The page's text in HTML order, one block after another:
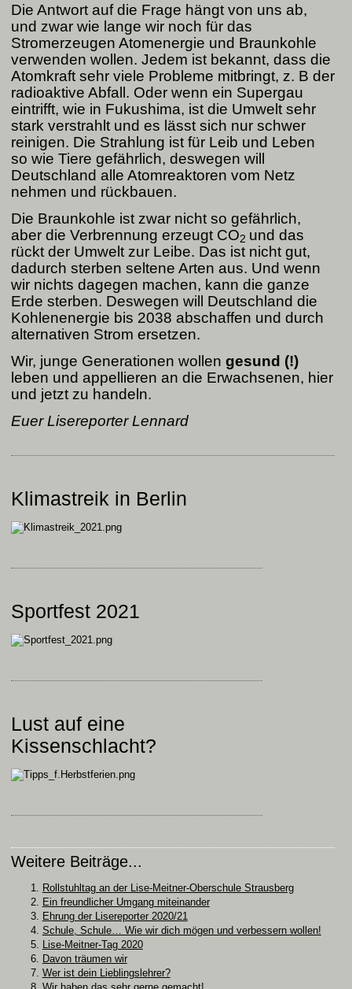
Die Antwort auf die Frage hängt von uns ab,
und zwar wie lange wir noch für das
Stromerzeugen Atomenergie und Braunkohle
verwenden wollen. Jedem ist bekannt, dass die
Atomkraft sehr viele Probleme mitbringt, z. B der
radioaktive Abfall. Oder wenn ein Supergau
eintrifft, wie in Fukushima, ist die Umwelt sehr
stark verstrahlt und es lässt sich nur schwer
reinigen. Die Strahlung ist für Leib und Leben
so wie Tiere gefährlich, deswegen will
Deutschland alle Atomreaktoren vom Netz
nehmen und rückbauen.
Die Braunkohle ist zwar nicht so gefährlich,
aber die Verbrennung erzeugt CO2 und das
rückt der Umwelt zur Leibe. Das ist nicht gut,
dadurch sterben seltene Arten aus. Und wenn
wir nichts dagegen machen, kann die ganze
Erde sterben. Deswegen will Deutschland die
Kohlenenergie bis 2038 abschaffen und durch
alternativen Strom ersetzen.
Wir, junge Generationen wollen gesund (!)
leben und appellieren an die Erwachsenen, hier
und jetzt zu handeln.
Euer Lisereporter Lennard
Klimastreik in Berlin
Sportfest 2021
Lust auf eine
Kissenschlacht?
Weitere Beiträge...
Rollstuhltag an der Lise-Meitner-Oberschule Strausberg
Ein freundlicher Umgang miteinander
Ehrung der Lisereporter 2020/21
Schule, Schule… Wie wir dich mögen und verbessern wollen!
Lise-Meitner-Tag 2020
Davon träumen wir
Wer ist dein Lieblingslehrer?